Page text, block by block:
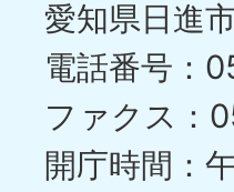
愛知県日進
電話番号：
ファクス：
開庁時間：